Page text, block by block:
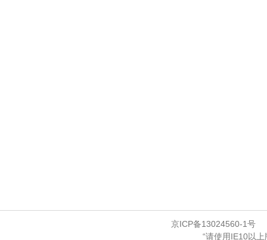
京ICP备13024560-1号
“请使用IE10以